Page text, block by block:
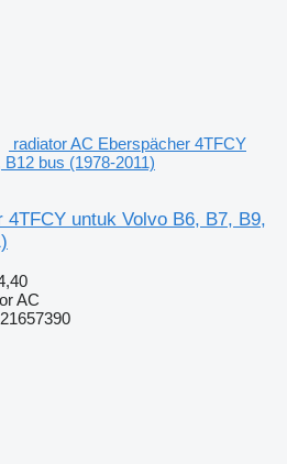
radiator AC Eberspächer 4TFCY
bus (1978-2011)
4TFCY untuk Volvo B6, B7, B9,
AC